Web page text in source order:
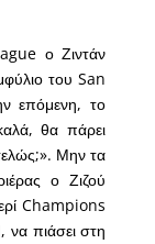
ο Ζιντάν
του San
επόμενη, το
θα πάρει
Μην τα
ο Ζιζού
Champions
να πιάσει στη